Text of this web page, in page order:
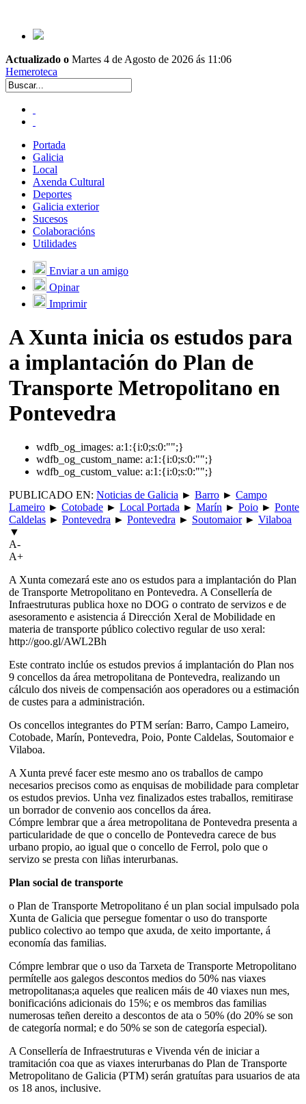
Actualizado o Martes 4 de Agosto de 2026 ás 11:06
Hemeroteca
Portada
Galicia
Local
Axenda Cultural
Deportes
Galicia exterior
Sucesos
Colaboracións
Utilidades
Enviar a un amigo
Opinar
Imprimir
A Xunta inicia os estudos para
a implantación do Plan de
Transporte Metropolitano en
Pontevedra
wdfb_og_images: a:1:{i:0;s:0:"";}
wdfb_og_custom_name: a:1:{i:0;s:0:"";}
wdfb_og_custom_value: a:1:{i:0;s:0:"";}
PUBLICADO EN: Noticias de Galicia ► Barro ► Campo
Lameiro ► Cotobade ► Local Portada ► Marín ► Poio ► Ponte
Caldelas ► Pontevedra ► Pontevedra ► Soutomaior► Vilaboa
▼
A-
A+
A Xunta comezará este ano os estudos para a implantación do Plan
de Transporte Metropolitano en Pontevedra. A Consellería de
Infraestruturas publica hoxe no DOG o contrato de servizos e de
asesoramento e asistencia á Dirección Xeral de Mobilidade en
materia de transporte público colectivo regular de uso xeral:
http://goo.gl/AWL2Bh
Este contrato inclúe os estudos previos á implantación do Plan nos
9 concellos da área metropolitana de Pontevedra, realizando un
cálculo dos niveis de compensación aos operadores ou a estimación
de custes para a administración.
Os concellos integrantes do PTM serían: Barro, Campo Lameiro,
Cotobade, Marín, Pontevedra, Poio, Ponte Caldelas, Soutomaior e
Vilaboa.
A Xunta prevé facer este mesmo ano os traballos de campo
necesarios precisos como as enquisas de mobilidade para completar
os estudos previos. Unha vez finalizados estes traballos, remitirase
un borrador de convenio aos concellos da área.
Cómpre lembrar que a área metropolitana de Pontevedra presenta a
particularidade de que o concello de Pontevedra carece de bus
urbano propio, ao igual que o concello de Ferrol, polo que o
servizo se presta con liñas interurbanas.
Plan social de transporte
o Plan de Transporte Metropolitano é un plan social impulsado pola
Xunta de Galicia que persegue fomentar o uso do transporte
publico colectivo ao tempo que axuda, de xeito importante, á
economía das familias.
Cómpre lembrar que o uso da Tarxeta de Transporte Metropolitano
permítelle aos galegos descontos medios do 50% nas viaxes
metropolitanas;a aqueles que realicen máis de 40 viaxes nun mes,
bonificacións adicionais do 15%; e os membros das familias
numerosas teñen dereito a descontos de ata o 50% (do 20% se son
de categoría normal; e do 50% se son de categoría especial).
A Consellería de Infraestruturas e Vivenda vén de iniciar a
tramitación coa que as viaxes interurbanas do Plan de Transporte
Metropolitano de Galicia (PTM) serán gratuítas para usuarios de ata
os 18 anos, inclusive.